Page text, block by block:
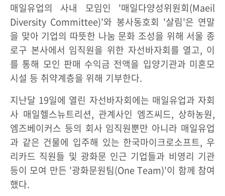
매일유업의 사내 모임인 '매일다양성위원회(Maeil
Diversity Committee)'와 봉사동호회 '살림'은 연말
을 맞아 기업의 따뜻한 나눔 문화 조성을 위해 서울 종
로구 본사에서 임직원을 위한 자선바자회를 열고, 이
를 통해 모인 판매 수익금 전액을 입양기관과 미혼모
시설 등 취약계층을 위해 기부한다.
지난달 19일에 열린 자선바자회에는 매일유업과 자회
사 매일헬스뉴트리션, 관계사인 엠즈씨드, 상하농원,
엠즈베이커스 등의 회사 임직원뿐만 아니라 매일유업
과 같은 건물에 입주해 있는 한국마이크로소프트, 우
리카드 직원들 및 광화문 인근 기업들과 비영리 기관
등이 모여 만든 '광화문원팀(One Team)'이 함께 참여
했다.